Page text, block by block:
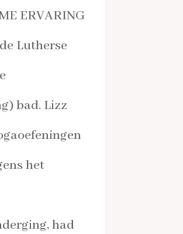
ERVARING
Lutherse
bad. Lizz
het
had